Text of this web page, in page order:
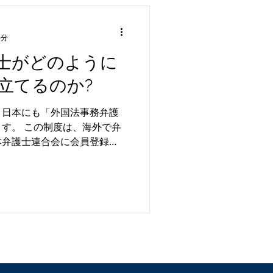
がどのように
てるのか?
本にも「外国法事務弁護
。 この制度は、海外で弁
護士連合会に会員登録